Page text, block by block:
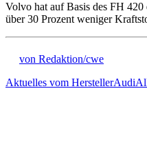
Volvo hat auf Basis des FH
über 30 Prozent weniger
von Redaktion/cwe
Aktuelles vom HerstellerAudi